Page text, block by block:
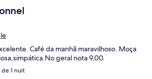
Café da manhã maravilhoso. Moça
geral nota 9,00.
de 1 nuit